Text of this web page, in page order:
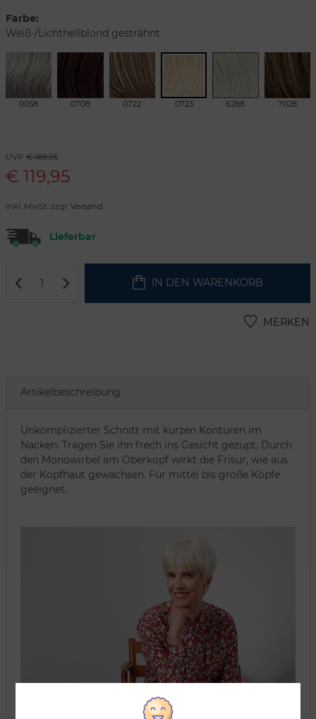
Farbe:
Weiß-/Lichthellblond gesträhnt
0058 0708 0722 0723 6288 7028
UVP € 189,95
€ 119,95
inkl. MwSt. zzgl. Versand
Lieferbar
IN DEN WARENKORB
MERKEN
Artikelbeschreibung
Unkomplizierter Schnitt mit kurzen Konturen im
Nacken. Tragen Sie ihn frech ins Gesicht gezupt. Durch
den Monowirbel am Oberkopf wirkt die Frisur, wie aus
der Kopfhaut gewachsen. Für mittel bis große Köpfe
geeignet.